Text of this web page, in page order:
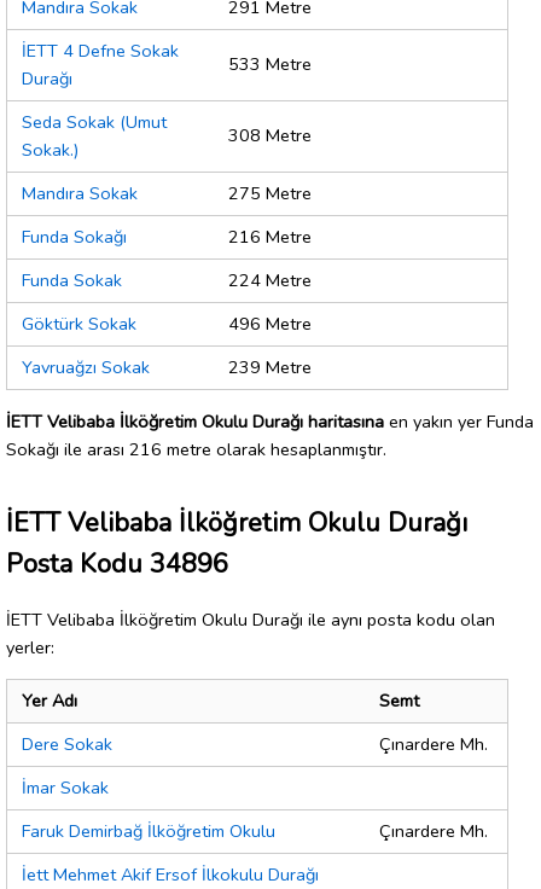
Mandıra Sokak
291 Metre
İETT 4 Defne Sokak
Durağı
533 Metre
Seda Sokak (Umut
Sokak.)
308 Metre
Mandıra Sokak
275 Metre
Funda Sokağı
216 Metre
Funda Sokak
224 Metre
Göktürk Sokak
496 Metre
Yavruağzı Sokak
239 Metre
İETT Velibaba İlköğretim Okulu Durağı haritasına en yakın yer Funda
Sokağı ile arası 216 metre olarak hesaplanmıştır.
İETT Velibaba İlköğretim Okulu Durağı
Posta Kodu 34896
İETT Velibaba İlköğretim Okulu Durağı ile aynı posta kodu olan
yerler:
Yer Adı
Semt
Dere Sokak
Çınardere Mh.
İmar Sokak
Faruk Demirbağ İlköğretim Okulu
Çınardere Mh.
İett Mehmet Akif Ersof İlkokulu Durağı